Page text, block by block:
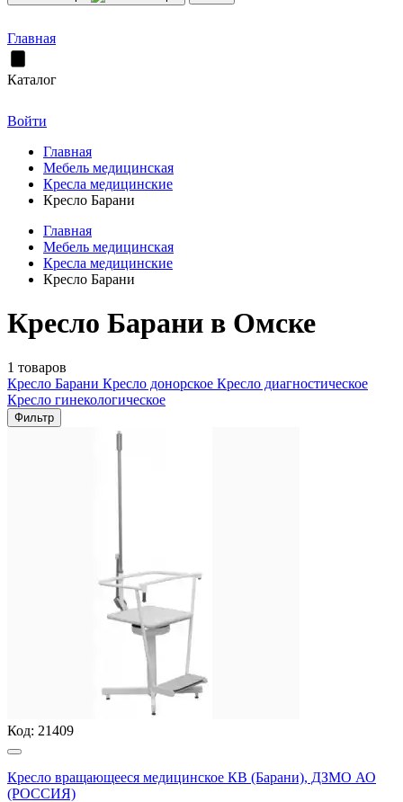
Главная
Каталог
Войти
Главная
Мебель медицинская
Кресла медицинские
Кресло Барани
Главная
Мебель медицинская
Кресла медицинские
Кресло Барани
Кресло Барани в Омске
1 товаров
Кресло Барани Кресло донорское Кресло диагностическое
Кресло гинекологическое
Фильтр
Код: 21409
Кресло вращающееся медицинское КВ (Барани), ДЗМО АО
(РОССИЯ)